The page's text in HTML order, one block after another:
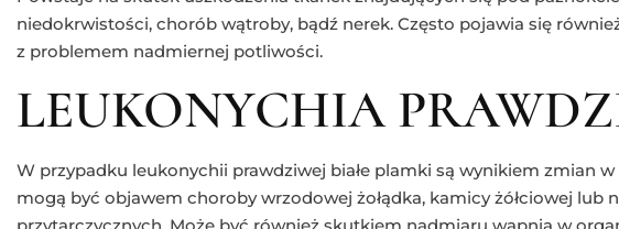
niedokrwistości, chorób wątroby, bądź nerek. Często pojawia się
z problemem nadmiernej potliwości.
LEUKONYCHIA
W przypadku leukonychii prawdziwej białe plamki są wynikiem zmian
mogą być objawem choroby wrzodowej żołądka, kamicy żółciowej lub